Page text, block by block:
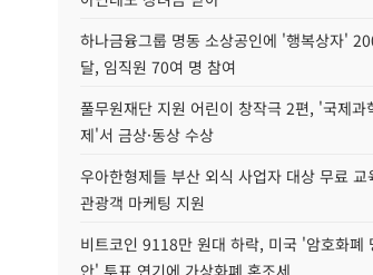
하나금융그룹 명동 소상공인에 '행복상자'
달, 임직원 70여 명 참여
풀무원재단 지원 어린이 창작극 2편, '국제과
제'서 금상·동상 수상
우아한형제들 부산 외식 사업자 대상 무료 교
관광객 마케팅 지원
비트코인 9118만 원대 하락, 미국 '암호화폐
안' 투표 연기에 가상화폐 혼조세